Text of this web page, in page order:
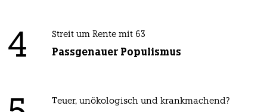
4 Streit um Rente mit 63
Passgenauer Populismus
Teuer, unökologisch und krankmachend?